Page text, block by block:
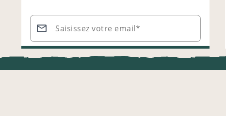
Saisissez votre email*
Être prévenu